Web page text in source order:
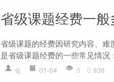
省级课题经费一
省级课题的经费因研究内容、
是省级课题经费的一些常见情况
sj 01-04 0 938